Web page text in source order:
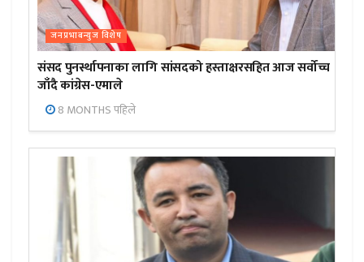
जनप्रभाबन्युज विशेष
संसद पुनर्स्थापनाका लागि सांसदको हस्ताक्षरसहित आज सर्वोच्च
जाँदै कांग्रेस-एमाले
8 MONTHS पहिले